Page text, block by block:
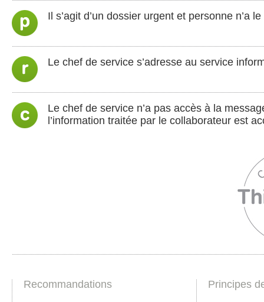
Il s’agit d’un dossier urgent et personne n’a
Le chef de service s’adresse au service
Le chef de service n’a pas accès à la
l’information traitée par le collaborateur est
Recommandations Principes